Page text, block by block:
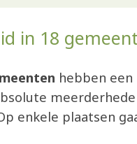
in 18
hebben
enkele plaatsen